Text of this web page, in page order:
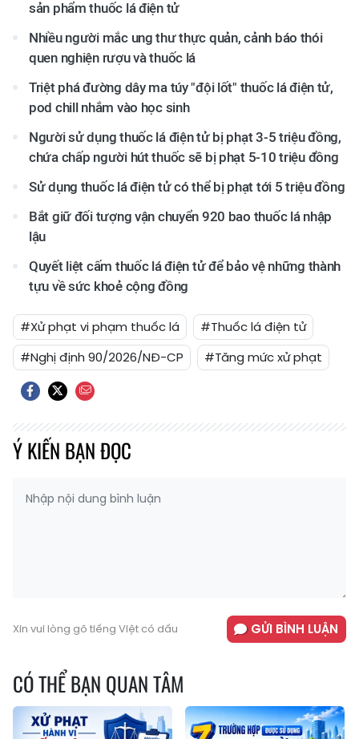
sản phẩm thuốc lá điện tử
Nhiều người mắc ung thư thực quản, cảnh báo thói
quen nghiện rượu và thuốc lá
Triệt phá đường dây ma túy "đội lốt" thuốc lá điện tử,
pod chill nhắm vào học sinh
Người sử dụng thuốc lá điện tử bị phạt 3-5 triệu đồng,
chứa chấp người hút thuốc sẽ bị phạt 5-10 triệu đồng
Sử dụng thuốc lá điện tử có thể bị phạt tới 5 triệu đồng
Bắt giữ đối tượng vận chuyển 920 bao thuốc lá nhập
lậu
Quyết liệt cấm thuốc lá điện tử để bảo vệ những thành
tựu về sức khoẻ cộng đồng
#Xử phạt vi phạm thuốc lá
#Thuốc lá điện tử
#Nghị định 90/2026/NĐ-CP
#Tăng mức xử phạt
Ý KIẾN BẠN ĐỌC
Xin vui lòng gõ tiếng Việt có dấu GỬI BÌNH LUẬN
CÓ THỂ BẠN QUAN TÂM